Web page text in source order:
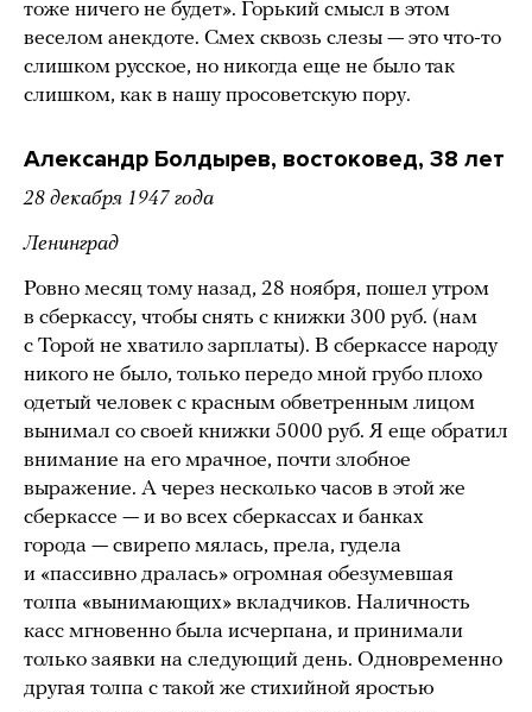
тоже ничего не будет». Горький смысл в этом
веселом анекдоте. Смех сквозь слезы — это что-то
слишком русское, но никогда еще не было так
слишком, как в нашу просоветскую пору.
Александр Болдырев, востоковед, 38 лет
28 декабря 1947 года
Ленинград
Ровно месяц тому назад, 28 ноября, пошел утром
в сберкассу, чтобы снять с книжки 300 руб. (нам
с Торой не хватило зарплаты). В сберкассе народу
никого не было, только передо мной грубо плохо
одетый человек с красным обветренным лицом
вынимал со своей книжки 5000 руб. Я еще обратил
внимание на его мрачное, почти злобное
выражение. А через несколько часов в этой же
сберкассе — и во всех сберкассах и банках
города — свирепо мялась, прела, гудела
и «пассивно дралась» огромная обезумевшая
толпа «вынимающих» вкладчиков. Наличность
касс мгновенно была исчерпана, и принимали
только заявки на следующий день. Одновременно
другая толпа с такой же стихийной яростью